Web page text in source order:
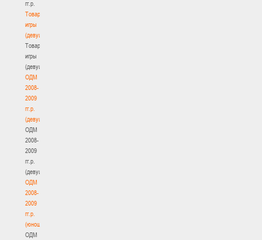
гг.р.
Товарищеские
игры
(девушки)
Товарищеские
игры
(девушки)
ОДМ
2008-
2009
гг.р.
(девушки)
ОДМ
2008-
2009
гг.р.
(девушки)
ОДМ
2008-
2009
гг.р.
(юноши)
ОДМ